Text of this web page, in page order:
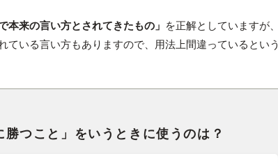
本来の言い方とされてきたもの」 を正解としていますが、
ている言い方もありますので、用法上間違っているという
勝つこと」をいうときに使うのは？